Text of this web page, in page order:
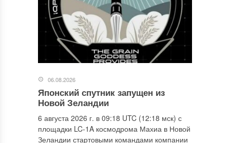
06.08.2026
Японский спутник запущен из
Новой Зеландии
6 августа 2026 г. в 09:18 UTC (12:18 мск) с
площадки LC-1A космодрома Махиа в Новой
Зеландии стартовыми командами компании